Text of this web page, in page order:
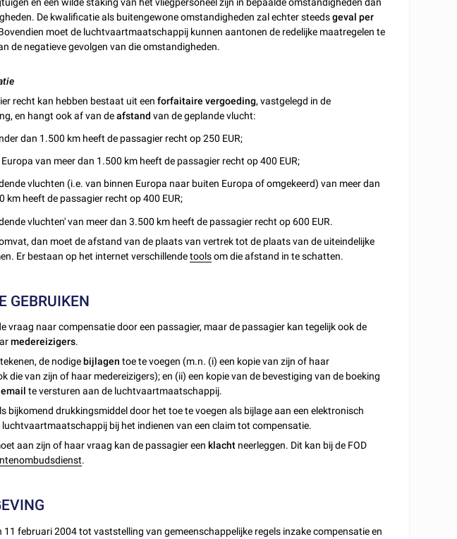
De kwalificatie als buitengewone omstandigheden zal echter steedsgeval per
moet de luchtvaartmaatschappij kunnen aantonen de redelijke maatregelen te
de negatieve gevolgen van die omstandigheden.
recht kan hebben bestaat uit eenforfaitaire vergoeding, vastgelegd in de
en hangt ook af van deafstand van de geplande vlucht:
dan 1.500 km heeft de passagier recht op 250 EUR;
van meer dan 1.500 km heeft de passagier recht op 400 EUR;
vluchten (i.e. van binnen Europa naar buiten Europa of omgekeerd) van meer dan
km heeft de passagier recht op 400 EUR;
vluchten' van meer dan 3.500 km heeft de passagier recht op 600 EUR.
dan moet de afstand van de plaats van vertrek tot de plaats van de uiteindelijke
Er bestaan op het internet verschillendetoolsom die afstand in te schatten.
GEBRUIKEN
vraag naar compensatie door een passagier, maar de passagier kan tegelijk ook de
medereizigers.
de nodige bijlagen toe te voegen (m.n. (i) een kopie van zijn of haar
die van zijn of haar medereizigers); en (ii) een kopie van de bevestiging van de boeking
te versturen aan de luchtvaartmaatschappij.
bijkomend drukkingsmiddel door het toe te voegen als bijlage aan een elektronisch
bij het indienen van een claim tot compensatie.
aan zijn of haar vraag kan de passagier een klacht neerleggen. Dit kan bij de FOD
.
11 februari 2004 tot vaststelling van gemeenschappelijke regels inzake compensatie en